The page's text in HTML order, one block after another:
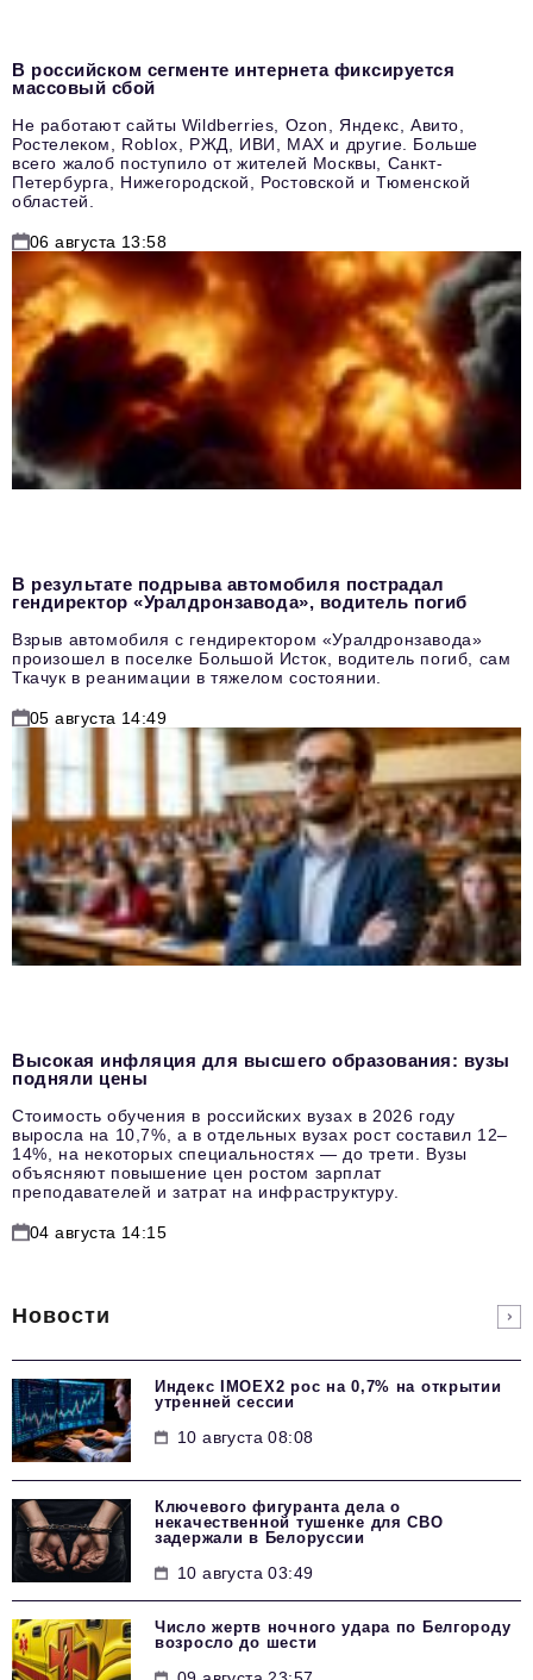
В российском сегменте интернета фиксируется
массовый сбой
Не работают сайты Wildberries, Ozon, Яндекс, Авито,
Ростелеком, Roblox, РЖД, ИВИ, MAX и другие. Больше
всего жалоб поступило от жителей Москвы, Санкт-
Петербурга, Нижегородской, Ростовской и Тюменской
областей.
06 августа 13:58
В результате подрыва автомобиля пострадал
гендиректор «Уралдронзавода», водитель погиб
Взрыв автомобиля с гендиректором «Уралдронзавода»
произошел в поселке Большой Исток, водитель погиб, сам
Ткачук в реанимации в тяжелом состоянии.
05 августа 14:49
Высокая инфляция для высшего образования: вузы
подняли цены
Стоимость обучения в российских вузах в 2026 году
выросла на 10,7%, а в отдельных вузах рост составил 12–
14%, на некоторых специальностях — до трети. Вузы
объясняют повышение цен ростом зарплат
преподавателей и затрат на инфраструктуру.
04 августа 14:15
Новости
Индекс IMOEX2 рос на 0,7% на открытии
утренней сессии
10 августа 08:08
Ключевого фигуранта дела о
некачественной тушенке для СВО
задержали в Белоруссии
10 августа 03:49
Число жертв ночного удара по Белгороду
возросло до шести